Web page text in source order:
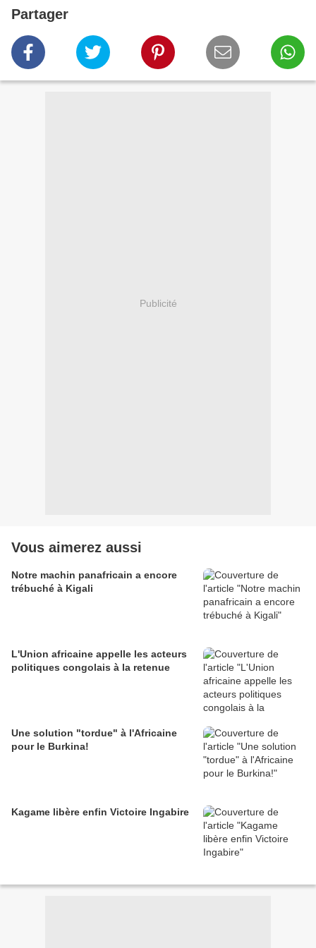
Partager
Publicité
Vous aimerez aussi
Notre machin panafricain a encore
trébuché à Kigali
L'Union africaine appelle les acteurs
politiques congolais à la retenue
Une solution "tordue" à l'Africaine
pour le Burkina!
Kagame libère enfin Victoire Ingabire